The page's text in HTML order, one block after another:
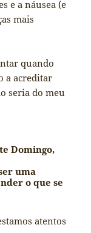
e a náusea (e
mais
quando
a acreditar
seria do meu
Domingo,
uma
o que se
atentos